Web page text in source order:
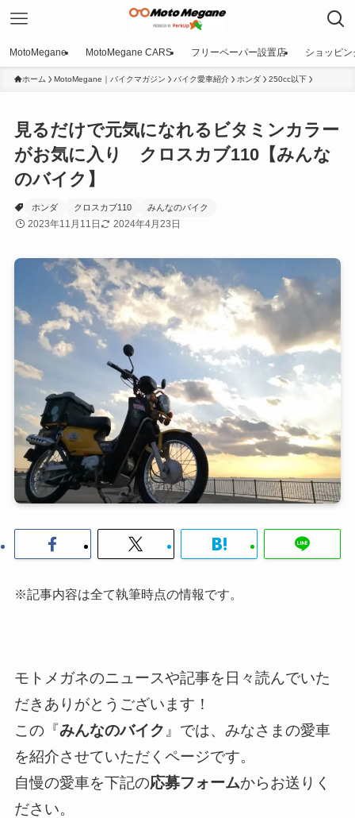
MotoMegane MotoMegane CARS フリーペーパー設置店 ショッピン
ホーム MotoMegane｜バイクマガジン バイク愛車紹介 ホンダ 250cc以下
見るだけで元気になれるビタミンカラー
がお気に入り クロスカブ110【みんな
のバイク】
ホンダ クロスカブ110 みんなのバイク
2023年11月11日 2024年4月23日
※記事内容は全て執筆時点の情報です。
モトメガネのニュースや記事を日々読んでいた
だきありがとうございます！
この『みんなのバイク 』では、みなさまの愛車
を紹介させていただくページです。
自慢の愛車を下記の応募フォームからお送りく
ださい。